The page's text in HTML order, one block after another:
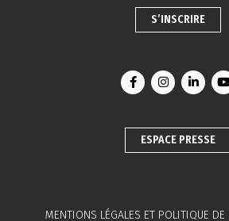
S’INSCRIRE
Lien vers leLien vers le
Lien
ESPACE PRESSE
MENTIONS LÉGALES ET POLITIQUE DE